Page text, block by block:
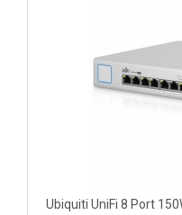
Ubiquiti UniFi 8 Port